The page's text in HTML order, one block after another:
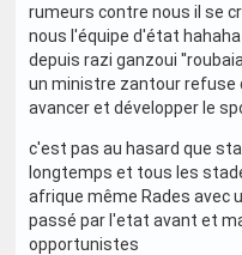
rumeurs contre nous il se
nous l'équipe d'état
depuis razi ganzoui
un ministre zantour refuse
avancer et développer le
c'est pas au hasard que
longtemps et tous les
afrique même Rades avec
passé par l'etat avant et
opportunistes